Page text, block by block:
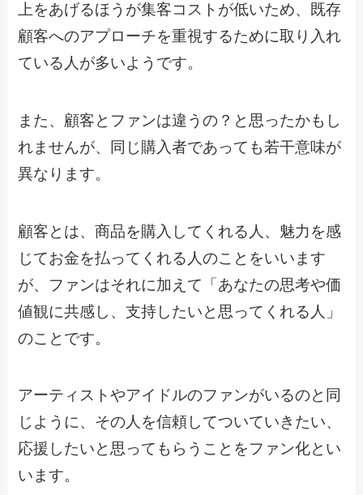
上をあげるほうが集客コストが低いため、既存
顧客へのアプローチを重視するために取り入れ
ている人が多いようです。
また、顧客とファンは違うの？と思ったかもし
れませんが、同じ購入者であっても若干意味が
異なります。
顧客とは、商品を購入してくれる人、魅力を感
じてお金を払ってくれる人のことをいいます
が、ファンはそれに加えて「あなたの思考や価
値観に共感し、支持したいと思ってくれる人」
のことです。
アーティストやアイドルのファンがいるのと同
じように、その人を信頼してついていきたい、
応援したいと思ってもらうことをファン化とい
います。